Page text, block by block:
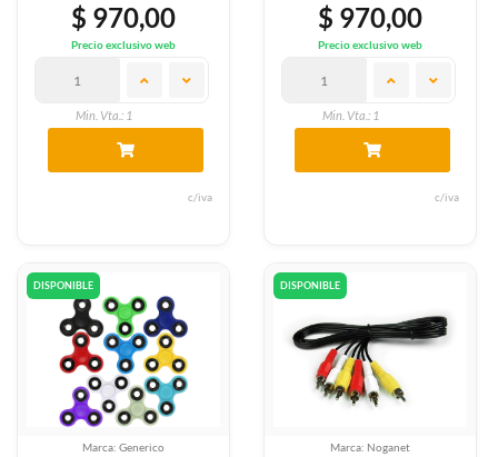
$ 970,00
Precio exclusivo web
Min. Vta.: 1
c/iva
$ 970,00
Precio exclusivo web
Min. Vta.: 1
c/iva
DISPONIBLE
Marca: Generico
DISPONIBLE
Marca: Noganet